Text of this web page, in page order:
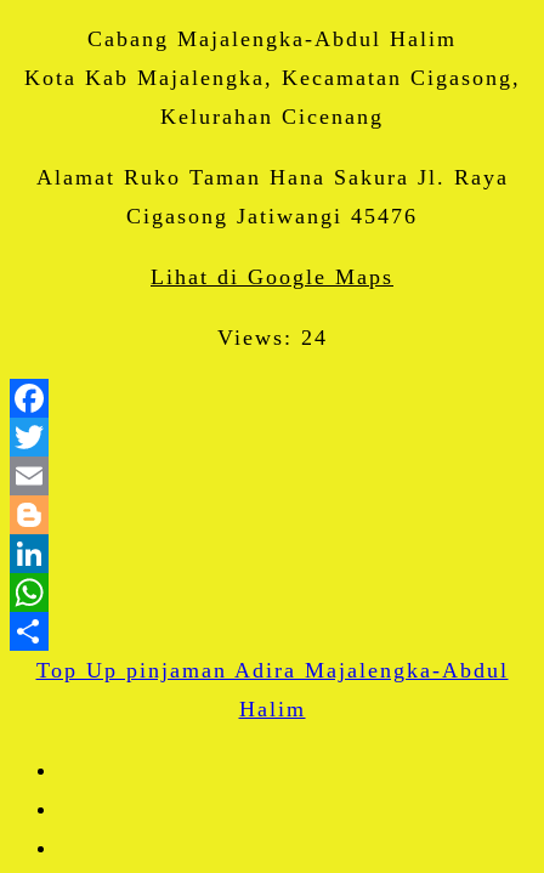
Cabang Majalengka-Abdul Halim
Kota Kab Majalengka, Kecamatan Cigasong,
Kelurahan Cicenang
Alamat Ruko Taman Hana Sakura Jl. Raya
Cigasong Jatiwangi 45476
Lihat di Google Maps
Views: 24
Share
Top Up pinjaman Adira Majalengka-Abdul
Halim